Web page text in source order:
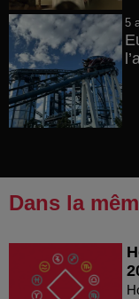
5
Dans la